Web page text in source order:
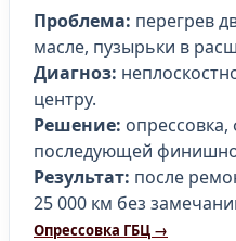
Проблема: перегрев
масле, пузырьки в
Диагноз:
центру.
Решение: опрессовка,
последующей
Результат: после
25 000 км без
Опрессовка ГБЦ →